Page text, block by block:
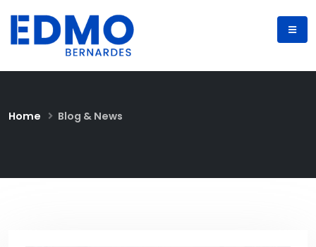
Home Blog & News